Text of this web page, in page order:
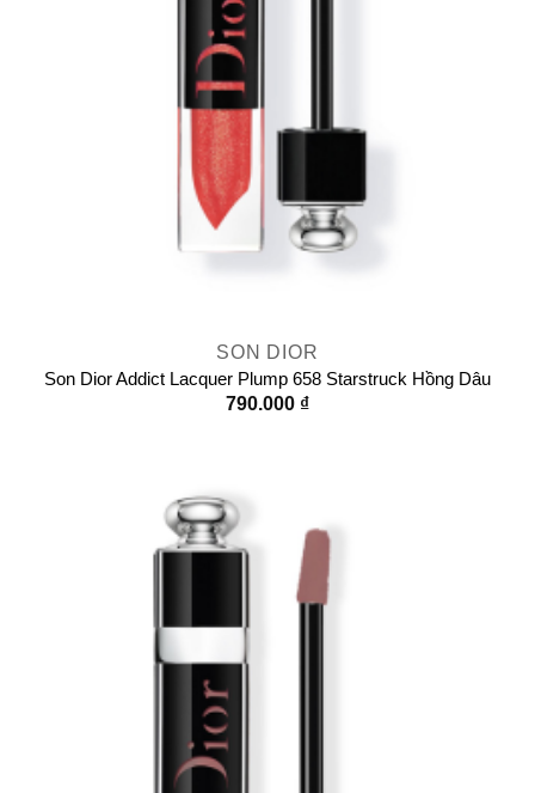
SON DIOR
Son Dior Addict Lacquer Plump 658 Starstruck Hồng Dâu
790.000 ₫